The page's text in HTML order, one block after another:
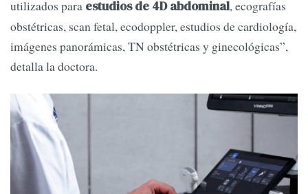
utilizados para estudios de 4D abdominal, ecografías
obstétricas, scan fetal, ecodoppler, estudios de cardiología,
imágenes panorámicas, TN obstétricas y ginecológicas”,
detalla la doctora.